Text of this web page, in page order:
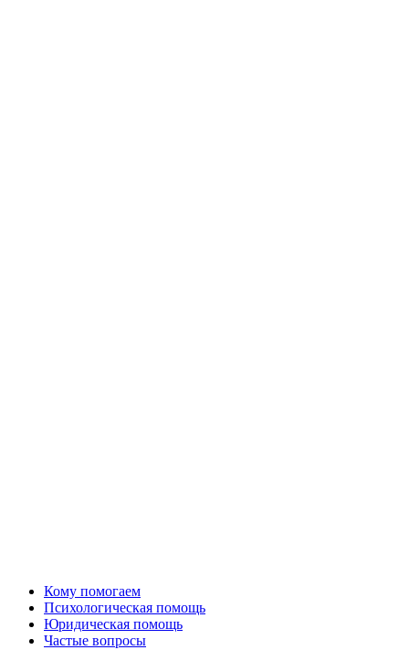
Кому помогаем
Психологическая помощь
Юридическая помощь
Частые вопросы